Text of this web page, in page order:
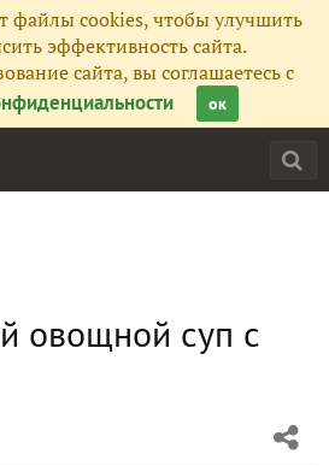
файлы cookies, чтобы улучшить
эффективность сайта.
сайта, вы соглашаетесь с
ок
овощной суп с